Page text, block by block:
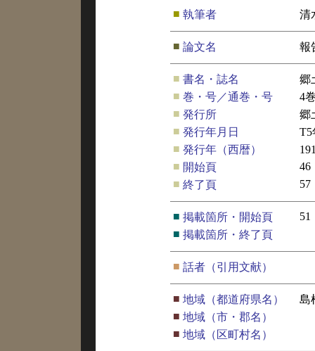
■ 執筆者 清
■ 論文名 報
■ 書名・誌名
郷
■ 巻・号／通巻・号
4
■ 発行所
郷
■ 発行年月日
T5
■ 発行年（西暦）
■ 開始頁
46
■ 終了頁 57
■ 掲載箇所・開始頁
51
■ 掲載箇所・終了頁
■ 話者（引用文献）
■ 地域（都道府県名）
島
■ 地域（市・郡名）
■ 地域（区町村名）